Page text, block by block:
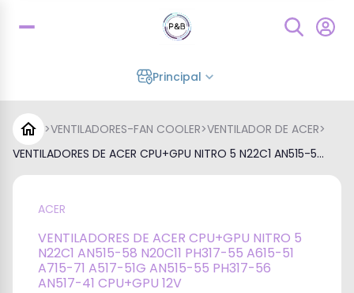
Principal
>VENTILADORES-FAN COOLER>VENTILADOR DE ACER>
VENTILADORES DE ACER CPU+GPU NITRO 5 N22C1 AN515-5...
ACER
VENTILADORES DE ACER CPU+GPU NITRO 5
N22C1 AN515-58 N20C11 PH317-55 A615-51
A715-71 A517-51G AN515-55 PH317-56
AN517-41 CPU+GPU 12V